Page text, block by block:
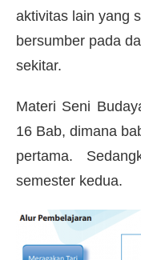
aktivitas lain yang
bersumber pada
sekitar.
Materi Seni
16 Bab, dimana
pertama.
semester kedua.